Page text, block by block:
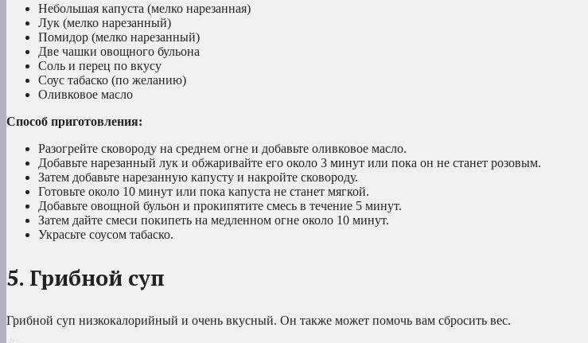
Небольшая капуста (мелко нарезанная)
Лук (мелко нарезанный)
Помидор (мелко нарезанный)
Две чашки овощного бульона
Соль и перец по вкусу
Соус табаско (по желанию)
Оливковое масло
Способ приготовления:
Разогрейте сковороду на среднем огне и добавьте оливковое масло.
Добавьте нарезанный лук и обжаривайте его около 3 минут или пока он не станет розовым.
Затем добавьте нарезанную капусту и накройте сковороду.
Готовьте около 10 минут или пока капуста не станет мягкой.
Добавьте овощной бульон и прокипятите смесь в течение 5 минут.
Затем дайте смеси покипеть на медленном огне около 10 минут.
Украсьте соусом табаско.
5. Грибной суп
Грибной суп низкокалорийный и очень вкусный. Он также может помочь вам сбросить вес.